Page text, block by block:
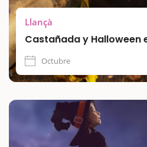
Llançà
Castañada y Halloween
Octubre